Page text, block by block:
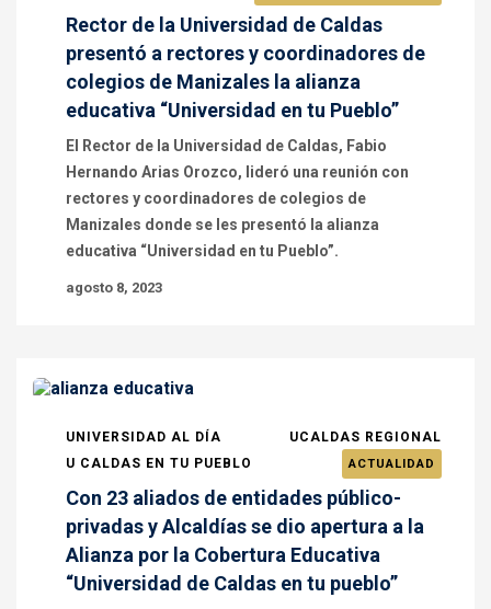
Rector de la Universidad de Caldas
presentó a rectores y coordinadores de
colegios de Manizales la alianza
educativa “Universidad en tu Pueblo”
El Rector de la Universidad de Caldas, Fabio
Hernando Arias Orozco, lideró una reunión con
rectores y coordinadores de colegios de
Manizales donde se les presentó la alianza
educativa “Universidad en tu Pueblo”.
agosto 8, 2023
UNIVERSIDAD AL DÍA
UCALDAS REGIONAL
U CALDAS EN TU PUEBLO
ACTUALIDAD
Con 23 aliados de entidades público-
privadas y Alcaldías se dio apertura a la
Alianza por la Cobertura Educativa
“Universidad de Caldas en tu pueblo”